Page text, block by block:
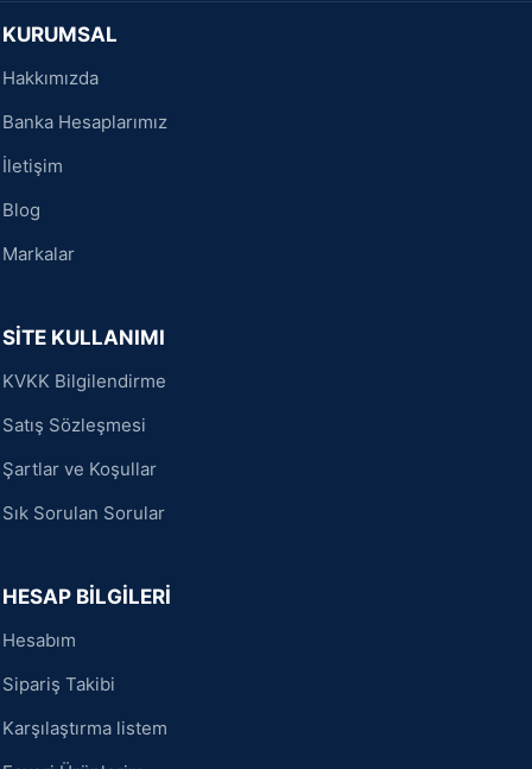
KURUMSAL
Hakkımızda
Banka Hesaplarımız
İletişim
Blog
Markalar
SİTE KULLANIMI
KVKK Bilgilendirme
Satış Sözleşmesi
Şartlar ve Koşullar
Sık Sorulan Sorular
HESAP BİLGİLERİ
Hesabım
Sipariş Takibi
Karşılaştırma listem